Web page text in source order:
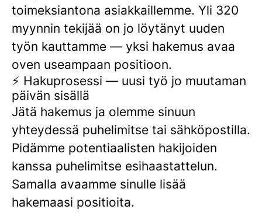
toimeksiantona asiakkaillemme. Yli 320
myynnin tekijää on jo löytänyt uuden
työn kauttamme — yksi hakemus avaa
oven useampaan positioon.
⚡ Hakuprosessi — uusi työ jo muutaman
päivän sisällä
Jätä hakemus ja olemme sinuun
yhteydessä puhelimitse tai sähköpostilla.
Pidämme potentiaalisten hakijoiden
kanssa puhelimitse esihaastattelun.
Samalla avaamme sinulle lisää
hakemaasi positioita.